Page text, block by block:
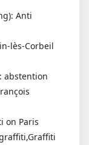
Anti
lès-Corbeil
abstention
on Paris